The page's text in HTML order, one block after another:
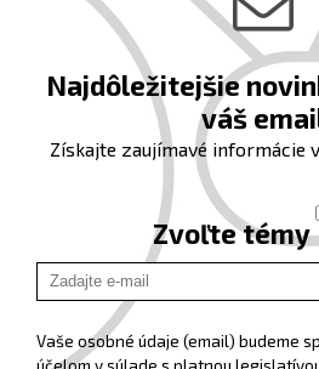
Najdôležitejšie
váš
Získajte zaujímavé informácie
Zvoľte témy
Vaše osobné údaje (email) budeme
účelom v súlade s platnou